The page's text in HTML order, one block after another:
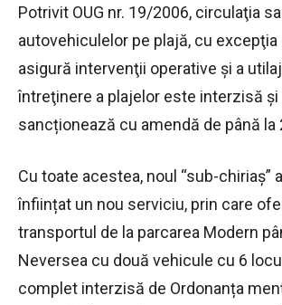
Potrivit OUG nr. 19/2006, circulaţia
autovehiculelor pe plajă, cu excepţia
asigură intervenţii operative şi a
întreţinere a plajelor este interzisă și
sancționează cu amendă de până la
Cu toate acestea, noul “sub-chiriaș”
înființat un nou serviciu, prin care
transportul de la parcarea Modern
Neversea cu două vehicule cu 6
complet interzisă de Ordonanța